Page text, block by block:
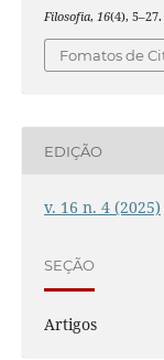
Filosofia, 16(4),
Fomatos de
EDIÇÃO
v. 16 n. 4 (2025)
SEÇÃO
Artigos